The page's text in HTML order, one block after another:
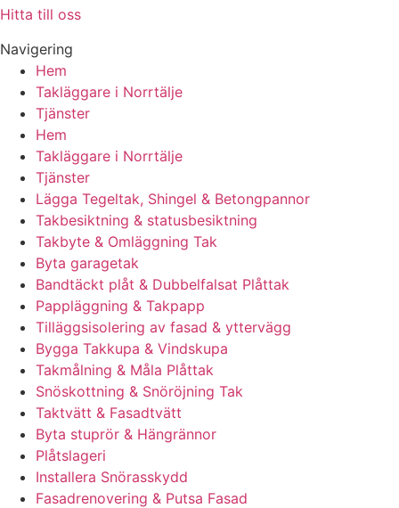
Hitta till oss
Navigering
Hem
Takläggare i Norrtälje
Tjänster
Hem
Takläggare i Norrtälje
Tjänster
Lägga Tegeltak, Shingel & Betongpannor
Takbesiktning & statusbesiktning
Takbyte & Omläggning Tak
Byta garagetak
Bandtäckt plåt & Dubbelfalsat Plåttak
Pappläggning & Takpapp
Tilläggsisolering av fasad & yttervägg
Bygga Takkupa & Vindskupa
Takmålning & Måla Plåttak
Snöskottning & Snöröjning Tak
Taktvätt & Fasadtvätt
Byta stuprör & Hängrännor
Plåtslageri
Installera Snörasskydd
Fasadrenovering & Putsa Fasad